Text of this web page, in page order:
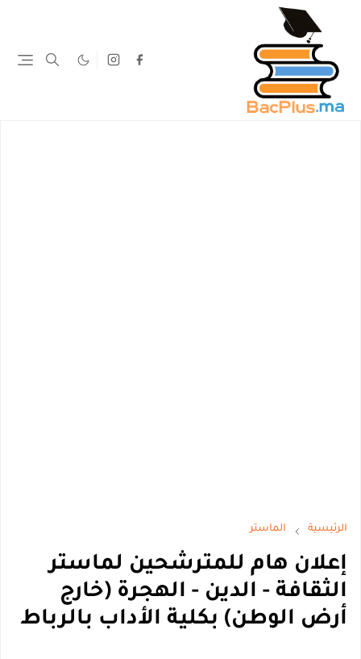
الرئيسية الماستر
إعلان هام للمترشحين لماستر
الثقافة - الدين - الهجرة (خارج
أرض الوطن) بكلية الأداب بالرباط